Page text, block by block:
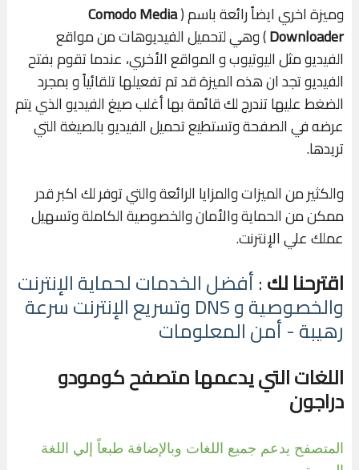
وميزة اخري ايضاً رائعة باسم (Comodo Media
Downloader) وهي لتحميل الفيديوهات من مواقع
الفيديو مثل اليوتيوب و المواقع الأخري، عندما تقوم بفتح
الفيديو تجد ان هذه الميزة قد تم تفعيلها تلقائياً و بمجرد
الضغط عليها تندرج لك قائمة بها أغلب صيغ الفيديو الذي يتم
عرضه في الصفحة وتستطيع تحميل الفيديو بالصيغة التي
تريدها.
والكثير من الميزات والمزايا الرائعة والتي توفر لك اكبر قدر
ممكن من الحماية والأمان والخصوصية الكاملة وتسهيل
عملك علي الإنترنت.
اقترحنا لك:أفضل الخدمات لحماية الإنترنت
والخصوصية و DNS وتسريع الإنترنت سرعة
رهيبة - أمن المعلومات
اللغات التي يدعمها متصفح كومودو
دراجون
المتصفح يدعم جميع اللغات وبالإضافة طبعاً إلي اللغة